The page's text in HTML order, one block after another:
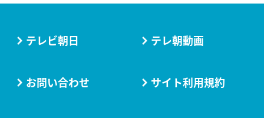
テレビ朝日 テレ朝動画
お問い合わせ サイト利用規約